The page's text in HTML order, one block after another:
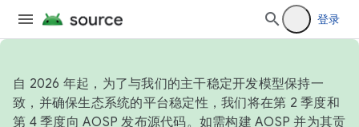
登录
自 2026 年起，为了与我们的主干稳定开发模型保持一
致，并确保生态系统的平台稳定性，我们将在第 2 季度和
第 4 季度向 AOSP 发布源代码。如需构建 AOSP 并为其贡